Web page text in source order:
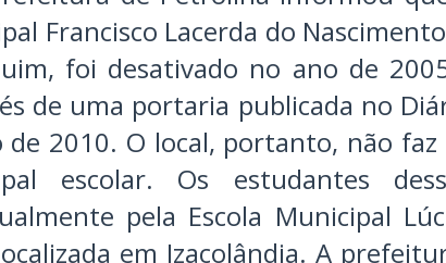
Francisco Lacerda do
foi desativado no ano de
de uma portaria publicada no
de 2010. O local, portanto, não
escolar. Os estudantes
pela Escola Municipal
em Izacolândia. A